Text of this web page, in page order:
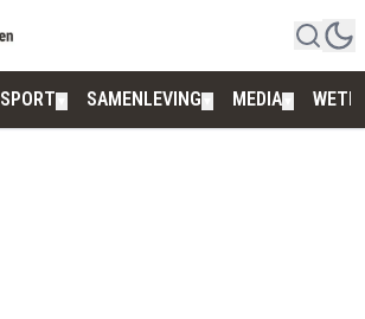
SPORT SAMENLEVING MEDIA